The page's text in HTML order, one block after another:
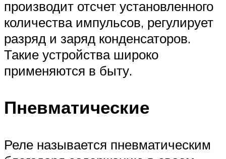
производит отсчет установленного
количества импульсов, регулирует
разряд и заряд конденсаторов.
Такие устройства широко
применяются в быту.
Пневматические
Реле называется пневматическим